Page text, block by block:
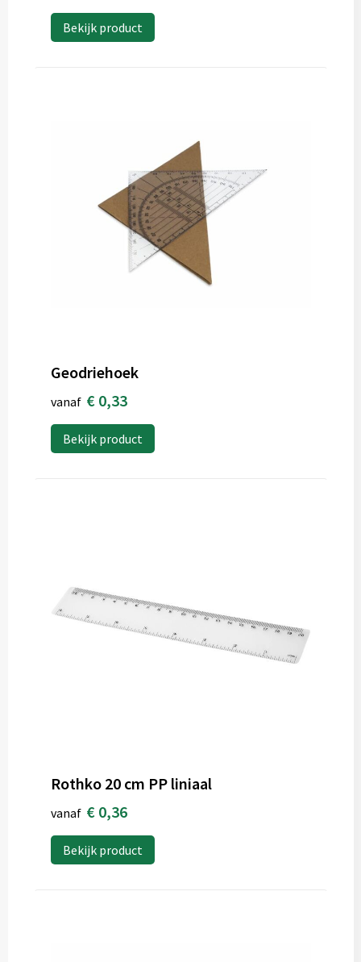
Bekijk product
Geodriehoek
vanaf € 0,33
Bekijk product
Rothko 20 cm PP liniaal
vanaf € 0,36
Bekijk product